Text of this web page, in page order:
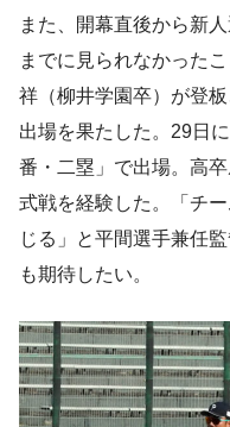
また、開幕直後から新
までに見られなかった
祥（柳井学園卒）が登
出場を果たした。29日
番・二塁」で出場。高
式戦を経験した。「チ
じる」と平間選手兼任
も期待したい。